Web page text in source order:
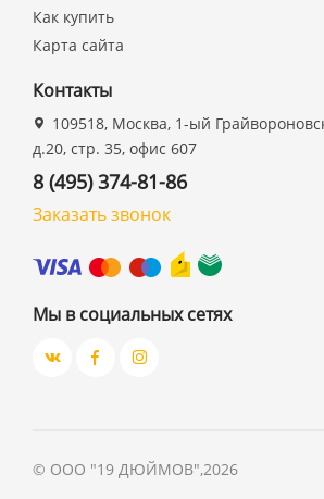
Как купить
Карта сайта
Контакты
109518, Москва, 1-ый
д.20, стр. 35, офис 607
8 (495) 374-81-86
Заказать звонок
Мы в социальных сетях
© ООО "19 ДЮЙМОВ",2026